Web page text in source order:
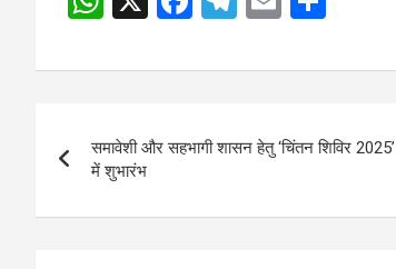
at
A
p
p
ce
o
k
e
a
ail ar
navigation
समावेशी और सहभागी शासन हेतु ‘चिंतन शिविर
में शुभारंभ